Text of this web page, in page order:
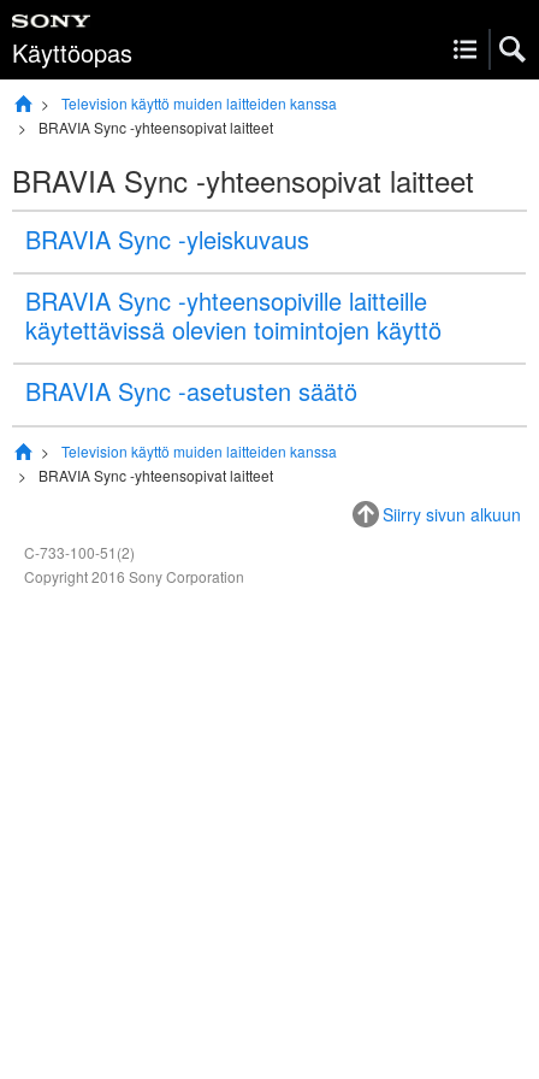
Käyttöopas
Television käyttö muiden laitteiden kanssa
BRAVIA Sync-yhteensopivat laitteet
BRAVIA Sync -yhteensopivat laitteet
BRAVIA Sync -yleiskuvaus
BRAVIA Sync -yhteensopiville laitteille
käytettävissä olevien toimintojen käyttö
BRAVIA Sync -asetusten säätö
Television käyttö muiden laitteiden kanssa
BRAVIA Sync-yhteensopivat laitteet
Siirry sivun alkuun
C-733-100-51(2)
Copyright 2016 Sony Corporation